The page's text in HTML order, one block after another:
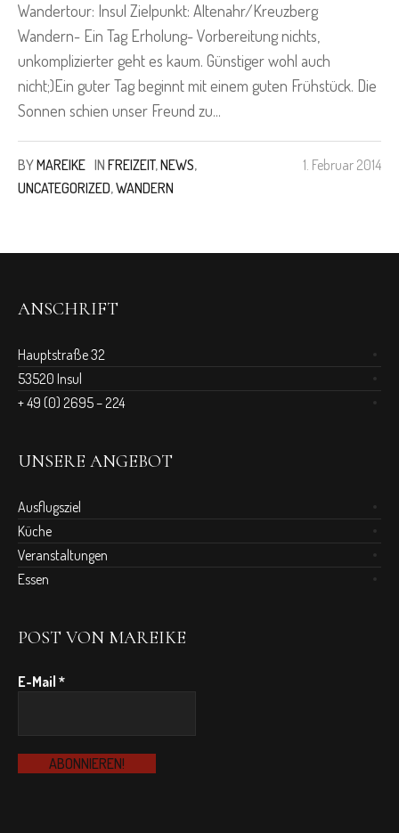
Wandertour: Insul Zielpunkt: Altenahr/Kreuzberg
Wandern- Ein Tag Erholung- Vorbereitung nichts,
unkomplizierter geht es kaum. Günstiger wohl auch
nicht;)Ein guter Tag beginnt mit einem guten Frühstück. Die
Sonnen schien unser Freund zu...
1. Februar 2014
BYMAREIKE IN FREIZEIT,NEWS,
UNCATEGORIZED,WANDERN
ANSCHRIFT
Hauptstraße 32
53520 Insul
+ 49 (0) 2695 – 224
UNSERE ANGEBOT
Ausflugsziel
Küche
Veranstaltungen
Essen
POST VON MAREIKE
E-Mail*